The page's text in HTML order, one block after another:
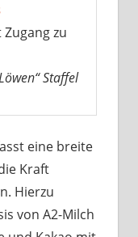
zu
Staffel
eine breite
Kraft
Hierzu
von A2-Milch